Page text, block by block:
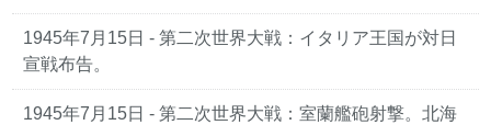
1945年7月15日 - 第二次世界大戦：イタリア王国が対日
宣戦布告。
1945年7月15日 - 第二次世界大戦：室蘭艦砲射撃。北海